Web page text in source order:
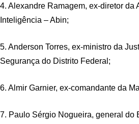
4. Alexandre Ramagem, ex-diretor da
Inteligência – Abin;
5. Anderson Torres, ex-ministro da
Segurança do Distrito Federal;
6. Almir Garnier, ex-comandante da
7. Paulo Sérgio Nogueira, general do